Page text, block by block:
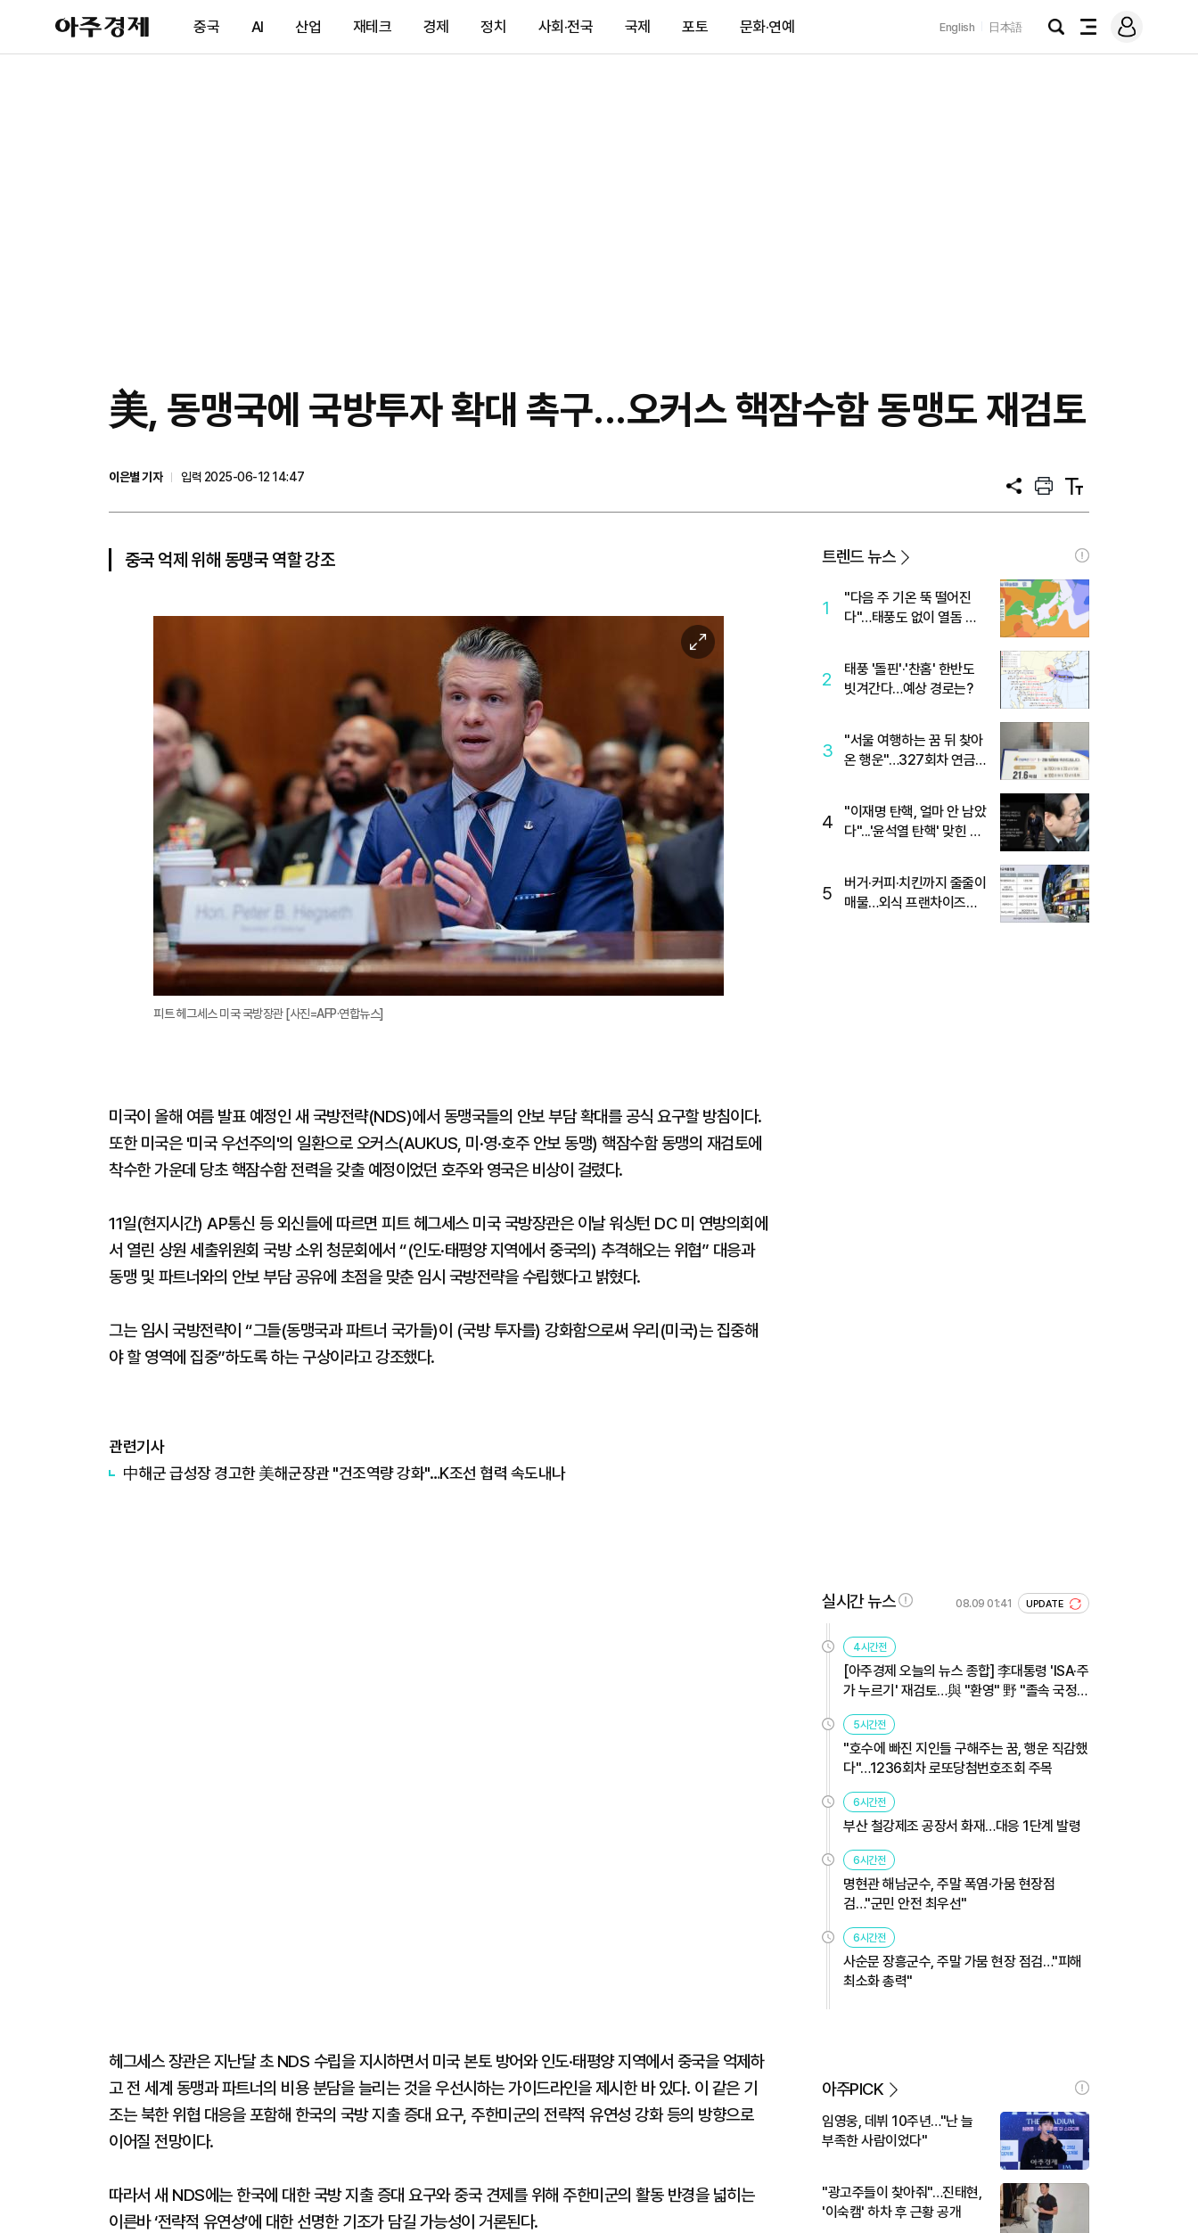
아
주
제
중국 AI 산업 재테크 경제 정치 사회·전국 국제 포토 문화·연예 English 日本語
검
전
메
그
美, 동맹국에 국방투자 확대 촉구...오커스 핵잠수함 동맹도 재검토
이은별 기자
입력 2025-06-12 14:47
공
프
트
텍
트
중국 억제 위해 동맹국 역할 강조
이
미
대
피트 헤그세스 미국 국방장관 [사진=AFP·연합뉴스]
미국이 올해 여름 발표 예정인 새 국방전략(NDS)에서 동맹국들의 안보 부담 확대를 공식 요구할 방침이다.
또한 미국은 '미국 우선주의'의 일환으로 오커스(AUKUS, 미·영·호주 안보 동맹) 핵잠수함 동맹의 재검토에
착수한 가운데 당초 핵잠수함 전력을 갖출 예정이었던 호주와 영국은 비상이 걸렸다.
11일(현지시간) AP통신 등 외신들에 따르면 피트 헤그세스 미국 국방장관은 이날 워싱턴 DC 미 연방의회에
서 열린 상원 세출위원회 국방 소위 청문회에서 “(인도·태평양 지역에서 중국의) 추격해오는 위협” 대응과
동맹 및 파트너와의 안보 부담 공유에 초점을 맞춘 임시 국방전략을 수립했다고 밝혔다.
그는 임시 국방전략이 “그들(동맹국과 파트너 국가들)이 (국방 투자를) 강화함으로써 우리(미국)는 집중해
야 할 영역에 집중”하도록 하는 구상이라고 강조했다.
관련기사
中해군 급성장 경고한 美해군장관 "건조역량 강화"…K조선 협력 속도내나
헤그세스 장관은 지난달 초 NDS 수립을 지시하면서 미국 본토 방어와 인도·태평양 지역에서 중국을 억제하
고 전 세계 동맹과 파트너의 비용 분담을 늘리는 것을 우선시하는 가이드라인을 제시한 바 있다. 이 같은 기
조는 북한 위협 대응을 포함해 한국의 국방 지출 증대 요구, 주한미군의 전략적 유연성 강화 등의 방향으로
이어질 전망이다.
따라서 새 NDS에는 한국에 대한 국방 지출 증대 요구와 중국 견제를 위해 주한미군의 활동 반경을 넓히는
이른바 ‘전략적 유연성’에 대한 선명한 기조가 담길 가능성이 거론된다.
트렌드 뉴스
1
"다음 주 기온 뚝 떨어진
다"…태풍도 없이 열돔 박
2
태풍 '돌핀'·'찬홈' 한반도
빗겨간다…예상 경로는?
3
"서울 여행하는 꿈 뒤 찾아
온 행운"…327회차 연금
4
"이재명 탄핵, 얼마 안 남았
다"...'윤석열 탄핵' 맞힌 무
5
버거·커피·치킨까지 줄줄이
매물…외식 프랜차이즈
실시간 뉴스 08.09 01:41 UPDATE
4시간전
[아주경제 오늘의 뉴스 종합] 李대통령 'ISA·주
가 누르기' 재검토…與 "환영" 野 "졸속 국정"
外
5시간전
"호수에 빠진 지인들 구해주는 꿈, 행운 직감했
다"…1236회차 로또당첨번호조회 주목
6시간전
부산 철강제조 공장서 화재…대응 1단계 발령
6시간전
명현관 해남군수, 주말 폭염·가뭄 현장점
검…"군민 안전 최우선"
6시간전
사순문 장흥군수, 주말 가뭄 현장 점검…"피해
최소화 총력"
아주PICK
임영웅, 데뷔 10주년…"난 늘
부족한 사람이었다"
"광고주들이 찾아줘"…진태현,
'이숙캠' 하차 후 근황 공개